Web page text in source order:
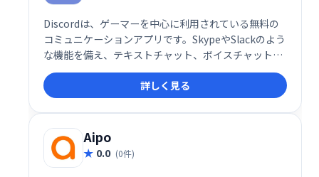
Discordは、ゲーマーを中心に利用されている無料の
コミュニケーションアプリです。SkypeやSlackのよう
な機能を備え、テキストチャット、ボイスチャット、
ビデオ通話に対応。チームでのゲームプレイ調整や仲
間との交流に最適です。直感的なインターフェース
で、手軽にグループ通話やプライベートな会話も楽し
めます。世界中のユーザーと繋がり、様々なコミュニ
ティに参加することも可能です。
詳しく見る
Aipo
0.0 (0件)